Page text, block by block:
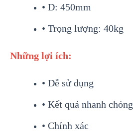
• D: 450mm
• Trọng lượng: 40kg
Những lợi ích:
• Dễ sử dụng
• Kết quả nhanh chóng
• Chính xác